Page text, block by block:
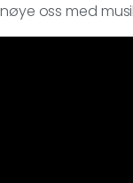
oss med